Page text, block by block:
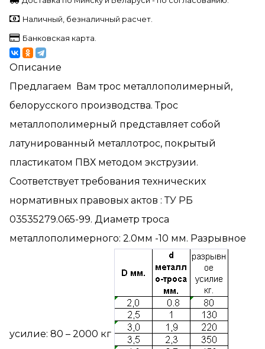
Наличный, безналичный расчет.
Банковская карта.
Описание
Предлагаем Вам трос металлополимерный,
белорусского производства. Трос
металлополимерный представляет собой
латунированный металлотрос, покрытый
пластикатом ПВХ методом экструзии.
Соответствует требования технических
нормативных правовых актов : ТУ РБ
03535279.065-99. Диаметр троса
металлополимерного: 2.0мм -10 мм. Разрывное
усилие: 80 – 2000 кг